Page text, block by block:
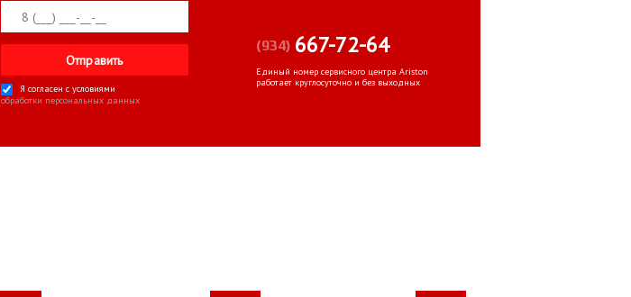
Я согласен с условиями
обработки персональных данных
(934) 667-72-64
Единый номер сервисного центра Ariston
работает круглосуточно и без выходных